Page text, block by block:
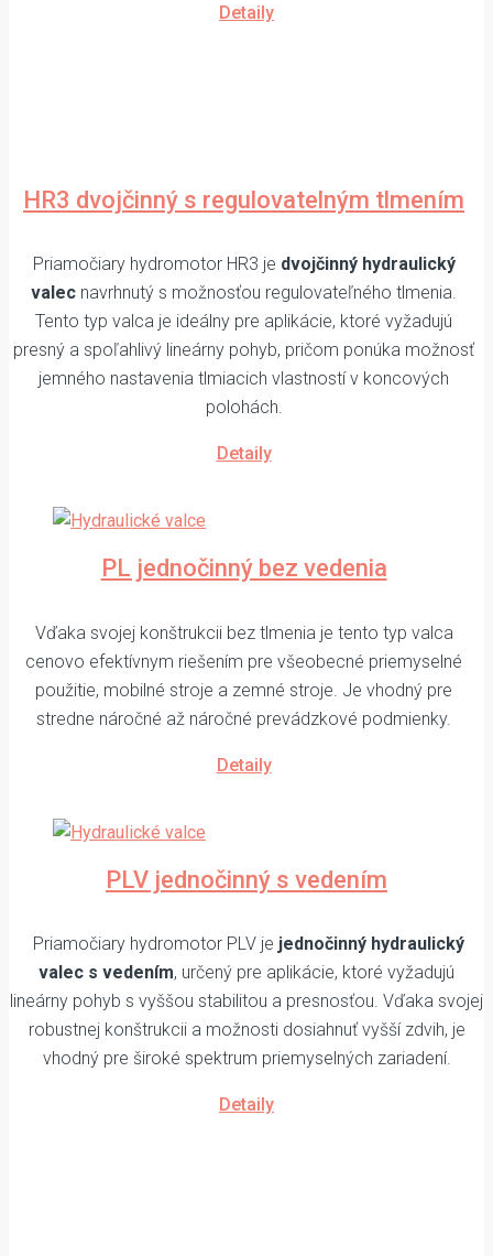
Detaily
HR3 dvojčinný s regulovatelným tlmením
Priamočiary hydromotor HR3 je dvojčinný hydraulický
valec navrhnutý s možnosťou regulovateľného tlmenia.
Tento typ valca je ideálny pre aplikácie, ktoré vyžadujú
presný a spoľahlivý lineárny pohyb, pričom ponúka možnosť
jemného nastavenia tlmiacich vlastností v koncových
polohách.
Detaily
PL jednočinný bez vedenia
Vďaka svojej konštrukcii bez tlmenia je tento typ valca
cenovo efektívnym riešením pre všeobecné priemyselné
použitie, mobilné stroje a zemné stroje. Je vhodný pre
stredne náročné až náročné prevádzkové podmienky.
Detaily
PLV jednočinný s vedením
Priamočiary hydromotor PLV je jednočinný hydraulický
valec s vedením, určený pre aplikácie, ktoré vyžadujú
lineárny pohyb s vyššou stabilitou a presnosťou. Vďaka svojej
robustnej konštrukcii a možnosti dosiahnuť vyšší zdvih, je
vhodný pre široké spektrum priemyselných zariadení.
Detaily